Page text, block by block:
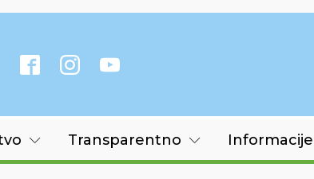
Transparentno Informacije